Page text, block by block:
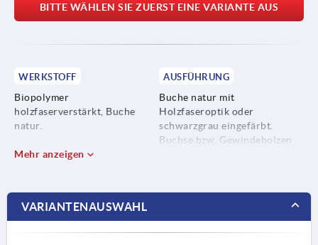
BITTE WÄHLEN SIE ZUERST EINE VARIANTE AUS
WERKSTOFF
Biopolymer
holzfaserverstärkt, Buche
natur.
Biopolymer glasfaserverstärkt,
aus Edelstahl 1.4305.
AUSFÜHRUNG
Buche natur mit
Holzfaseroptik oder
schwarzgrau eingefärbt.
Buchse bzw. Gewindebolzen
Mehr anzeigen
VARIANTENAUSWAHL